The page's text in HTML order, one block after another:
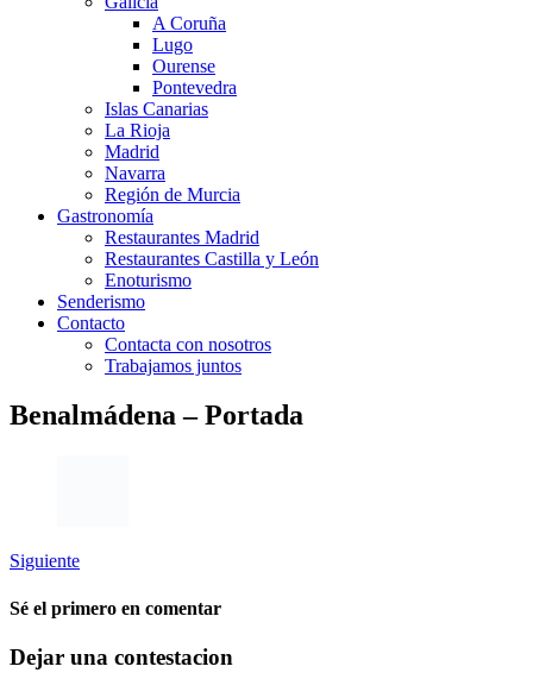
A Coruña
Lugo
Ourense
Pontevedra
Islas Canarias
La Rioja
Madrid
Navarra
Región de Murcia
Gastronomía
Restaurantes Madrid
Restaurantes Castilla y León
Enoturismo
Senderismo
Contacto
Contacta con nosotros
Trabajamos juntos
Benalmádena – Portada
Siguiente
Sé el primero en comentar
Dejar una contestacion